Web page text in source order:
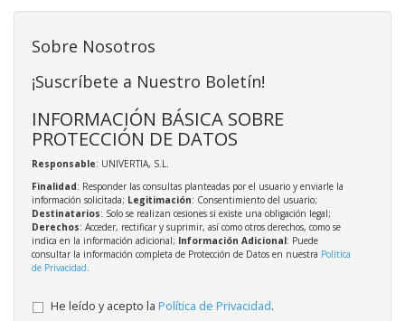
Sobre Nosotros
¡Suscríbete a Nuestro Boletín!
INFORMACIÓN BÁSICA SOBRE
PROTECCIÓN DE DATOS
Responsable: UNIVERTIA, S.L.
Finalidad: Responder las consultas planteadas por el usuario y enviarle la
información solicitada; Legitimación: Consentimiento del usuario;
Destinatarios: Solo se realizan cesiones si existe una obligación legal;
Derechos: Acceder, rectificar y suprimir, así como otros derechos, como se
indica en la información adicional; Información Adicional: Puede
consultar la información completa de Protección de Datos en nuestra Política
de Privacidad.
He leído y acepto la Política de Privacidad.